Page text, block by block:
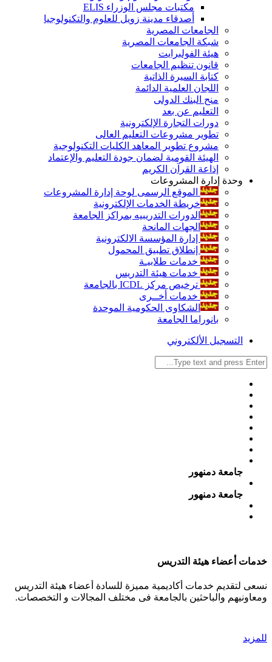
مكتبات مجلس الوزراء ELIS
أصدقاء مدينة زويل للعلوم والتكنولوجيا
الجامعات المصرية
شبكة الجامعات المصرية
هيئة الفولبرايت
قانون تنظيم الجامعات
كتابة السيرة الذاتية
اللجان العلمية الدائمة
منح البنك الدولى
التعليم عن بعد
دورات التجارة الإلكترونية
تطوير مشروعات التعليم العالى
مشروع تطوير المعاهد الكليات التكنولوجية
الهيئة القومية لضمان جودة التعليم والإعتماد
إذاعة القرآن الكريم
وحدة إدارة المشروعات
الموقع الرسمى لوحة إدارة المشروعات
خريطة الخدمات الإلكترونية
الدورات التدريبيه بمراكز الجامعة
الجهات المانحة
إدارة المؤسسة الالكترونية
إنطلاق تطبيق المحمول
خدمات طلابيـة
خدمات هيئة التدريس
ترخيص مركز ICDL بالجامعة
خدمات أخــرى
الشكاوى الحكومية الموحدة
بانوراما الجامعة
التسجيل الألكتروني
جامعة دمنهور
جامعة دمنهور
خدمات أعضاء هيئة التدريس
نسعى لتقديم خدمات أكاديمية مميزة للسادة أعضاء هيئة التدريس
ومعاونيهم والباحثين بالجامعة فى مختلف المجالات و التخصصات.
للمزيد